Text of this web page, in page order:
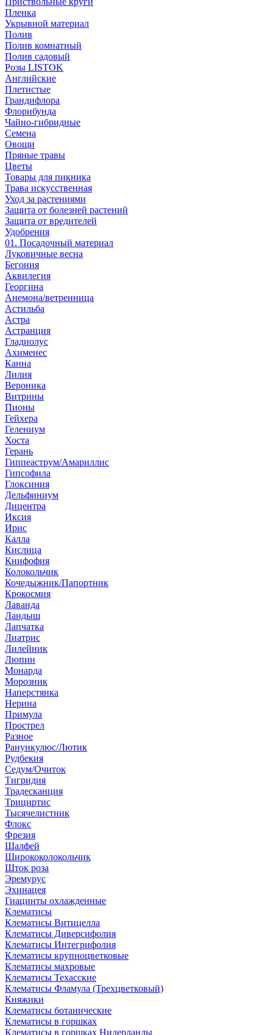
Пленка
Укрывной материал
Полив
Полив комнатный
Полив садовый
Розы LISTOK
Английские
Плетистые
Грандифлора
Флорибунда
Чайно-гибридные
Семена
Овощи
Пряные травы
Цветы
Товары для пикника
Трава искусственная
Уход за растениями
Защита от болезней растений
Защита от вредителей
Удобрения
01. Посадочный материал
Луковичные весна
Бегония
Аквилегия
Георгина
Анемона/ветренница
Астильба
Астра
Астранция
Гладиолус
Ахименес
Канна
Лилия
Вероника
Витрины
Пионы
Гейхера
Гелениум
Хоста
Герань
Гиппеаструм/Амариллис
Гипсофила
Глоксиния
Дельфиниум
Дицентра
Иксия
Ирис
Калла
Кислица
Книфофия
Колокольчик
Кочедыжник/Папортник
Крокосмия
Лаванда
Ландыш
Лапчатка
Лиатрис
Лилейник
Люпин
Монарда
Морозник
Наперстянка
Нерина
Примула
Прострел
Разное
Ранункулюс/Лютик
Рудбекия
Седум/Очиток
Тигридия
Традесканция
Трициртис
Тысячелистник
Флокс
Фрезия
Шалфей
Ширококолокольчик
Шток роза
Эремурус
Эхинацея
Гиацинты охлажденные
Клематисы
Клематисы Витицелла
Клематисы Диверсифолия
Клематисы Интегрифолия
Клематисы крупноцветковые
Клематисы махровые
Клематисы Техасские
Клематисы Фламула (Трехцветковый)
Княжики
Клематисы ботанические
Клематисы в горшках
Клематисы в горшках Нидерланды